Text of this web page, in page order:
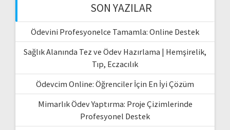
SON YAZILAR
Ödevini Profesyonelce Tamamla: Online Destek
Sağlık Alanında Tez ve Ödev Hazırlama | Hemşirelik,
Tıp, Eczacılık
Ödevcim Online: Öğrenciler İçin En İyi Çözüm
Mimarlık Ödev Yaptırma: Proje Çizimlerinde
Profesyonel Destek